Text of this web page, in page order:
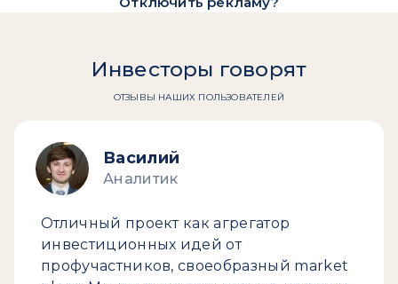
Инвесторы говорят
ОТЗЫВЫ НАШИХ ПОЛЬЗОВАТЕЛЕЙ
Василий
Аналитик
Отличный проект как агрегатор
инвестиционных идей от
профучастников, своеобразный market